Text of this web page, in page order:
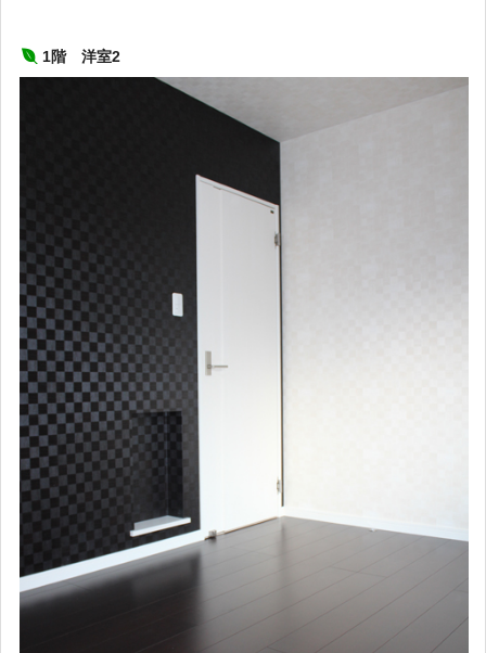
1階 洋室2